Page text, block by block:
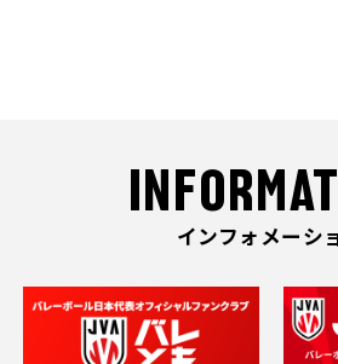
インフォメーシ